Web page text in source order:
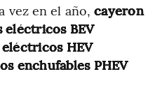
vez en el año,cayeron
eléctricos BEV
HEV
enchufables PHEV